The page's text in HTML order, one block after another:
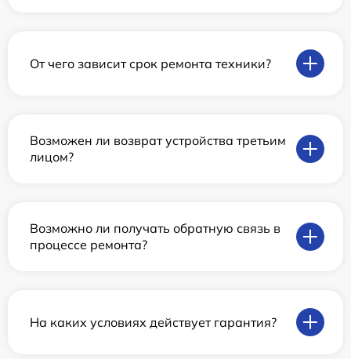
От чего зависит срок ремонта техники?
Возможен ли возврат устройства третьим
лицом?
Возможно ли получать обратную связь в
процессе ремонта?
На каких условиях действует гарантия?